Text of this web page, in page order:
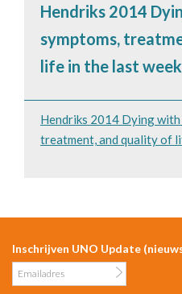
Hendriks 2014
symptoms,
life in the last
Hendriks 2014 Dying with
treatment, and quality of
Inschrijven UNO Update